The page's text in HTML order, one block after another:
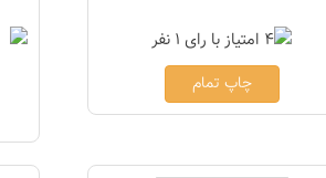
چاپ تمام